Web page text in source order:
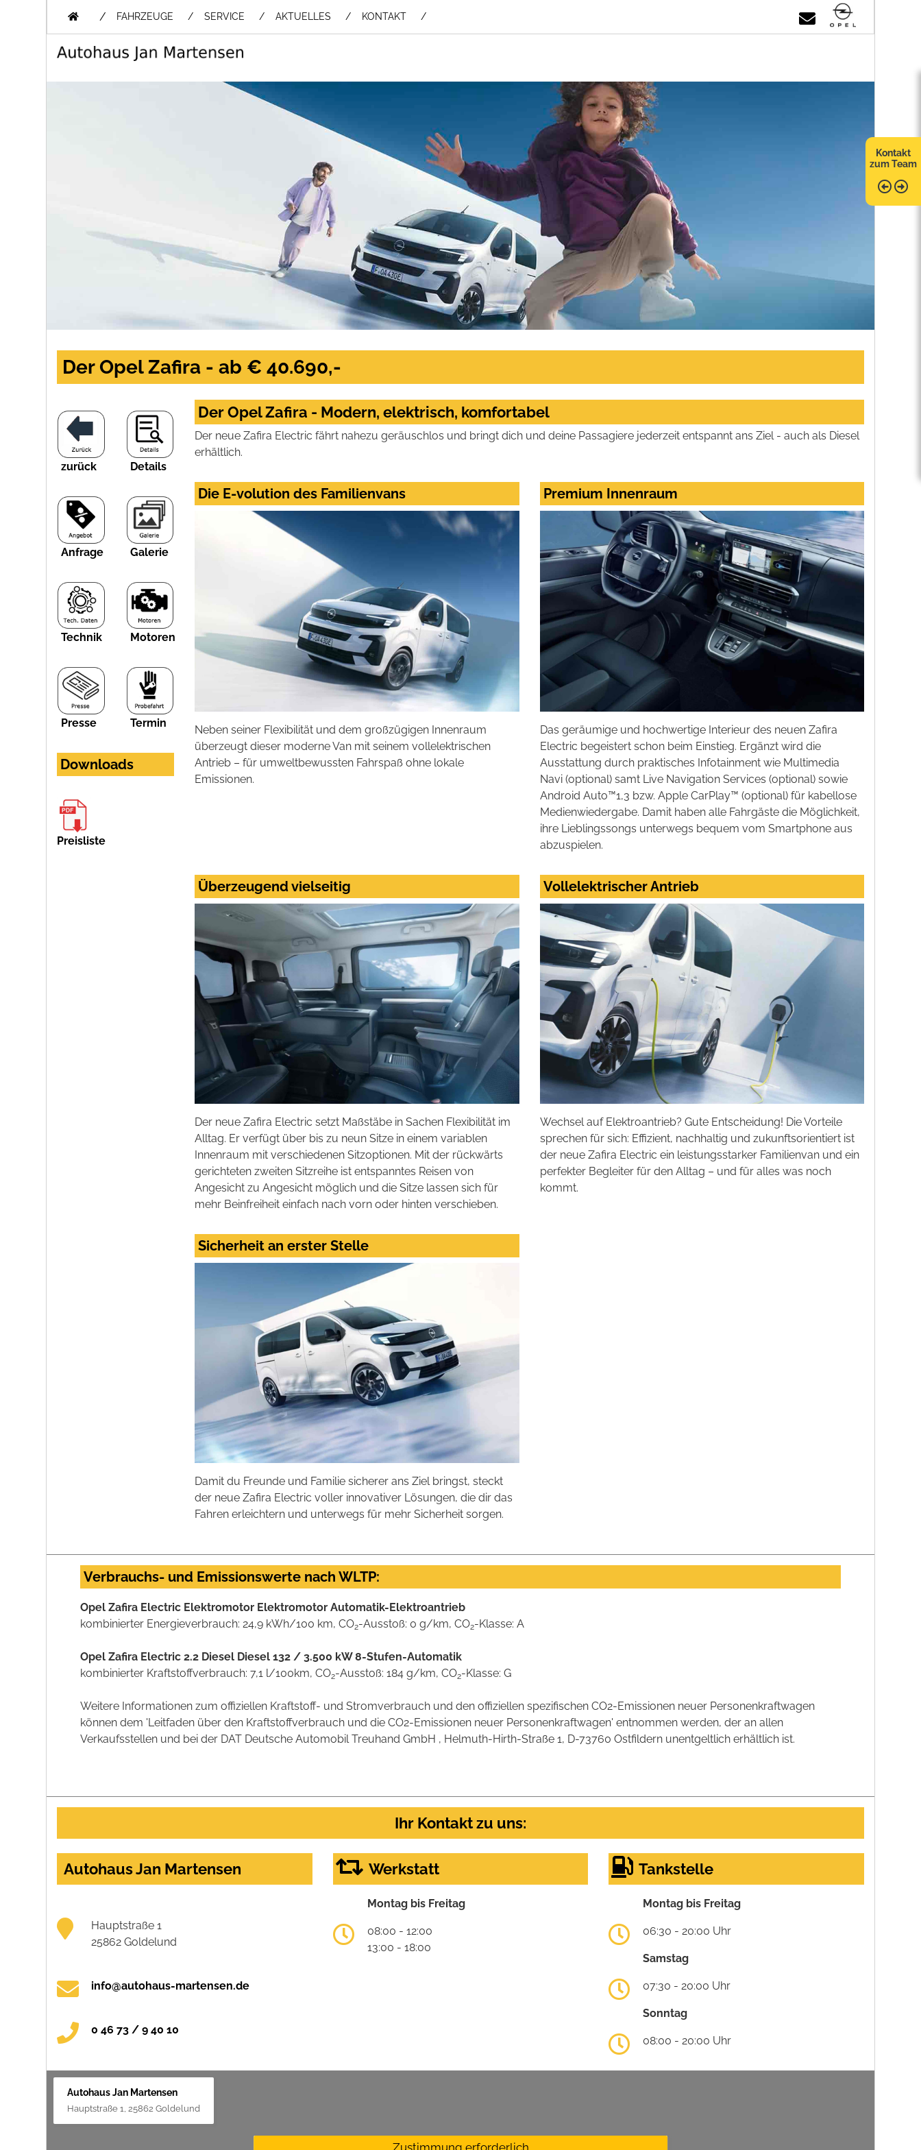
/ FAHRZEUGE SERVICE AKTUELLES KONTAKT
Kontakt
zum Team
Der Opel Zafira - ab € 40.690,-
zurück Details
Anfrage Galerie
Technik Motoren
Presse Termin
Downloads
Preisliste
Der Opel Zafira - Modern, elektrisch, komfortabel
Der neue Zafira Electric fährt nahezu geräuschlos und bringt dich und deine Passagiere jederzeit entspannt ans Ziel - auch als Diesel
erhältlich.
Die E-volution des Familienvans
Neben seiner Flexibilität und dem großzügigen Innenraum
überzeugt dieser moderne Van mit seinem vollelektrischen
Antrieb – für umweltbewussten Fahrspaß ohne lokale
Emissionen.
Premium Innenraum
Das geräumige und hochwertige Interieur des neuen Zafira
Electric begeistert schon beim Einstieg. Ergänzt wird die
Ausstattung durch praktisches Infotainment wie Multimedia
Navi (optional) samt Live Navigation Services (optional) sowie
Android Auto™1,3 bzw. Apple CarPlay™ (optional) für kabellose
Medienwiedergabe. Damit haben alle Fahrgäste die Möglichkeit,
ihre Lieblingssongs unterwegs bequem vom Smartphone aus
abzuspielen.
Überzeugend vielseitig
Der neue Zafira Electric setzt Maßstäbe in Sachen Flexibilität im
Alltag. Er verfügt über bis zu neun Sitze in einem variablen
Innenraum mit verschiedenen Sitzoptionen. Mit der rückwärts
gerichteten zweiten Sitzreihe ist entspanntes Reisen von
Angesicht zu Angesicht möglich und die Sitze lassen sich für
mehr Beinfreiheit einfach nach vorn oder hinten verschieben.
Vollelektrischer Antrieb
Wechsel auf Elektroantrieb? Gute Entscheidung! Die Vorteile
sprechen für sich: Effizient, nachhaltig und zukunftsorientiert ist
der neue Zafira Electric ein leistungsstarker Familienvan und ein
perfekter Begleiter für den Alltag – und für alles was noch
kommt.
Sicherheit an erster Stelle
Damit du Freunde und Familie sicherer ans Ziel bringst, steckt
der neue Zafira Electric voller innovativer Lösungen, die dir das
Fahren erleichtern und unterwegs für mehr Sicherheit sorgen.
Verbrauchs- und Emissionswerte nach WLTP:
Opel Zafira Electric Elektromotor Elektromotor Automatik-Elektroantrieb
kombinierter Energieverbrauch: 24,9 kWh/100 km, CO2-Ausstoß: 0 g/km, CO2-Klasse: A
Opel Zafira Electric 2.2 Diesel Diesel 132 / 3.500 kW 8-Stufen-Automatik
kombinierter Kraftstoffverbrauch: 7,1 l/100km, CO2-Ausstoß: 184 g/km, CO2-Klasse: G
Weitere Informationen zum offiziellen Kraftstoff- und Stromverbrauch und den offiziellen spezifischen CO2-Emissionen neuer Personenkraftwagen
können dem 'Leitfaden über den Kraftstoffverbrauch und die CO2-Emissionen neuer Personenkraftwagen' entnommen werden, der an allen
Verkaufsstellen und bei der DAT Deutsche Automobil Treuhand GmbH , Helmuth-Hirth-Straße 1, D-73760 Ostfildern unentgeltlich erhältlich ist.
Ihr Kontakt zu uns:
Autohaus Jan Martensen
Hauptstraße 1
25862 Goldelund
info@autohaus-martensen.de
0 46 73 / 9 40 10
Werkstatt
Montag bis Freitag
08:00 - 12:00
13:00 - 18:00
Tankstelle
Montag bis Freitag
06:30 - 20:00 Uhr
Samstag
07:30 - 20:00 Uhr
Sonntag
08:00 - 20:00 Uhr
Autohaus Jan Martensen
Hauptstraße 1, 25862 Goldelund